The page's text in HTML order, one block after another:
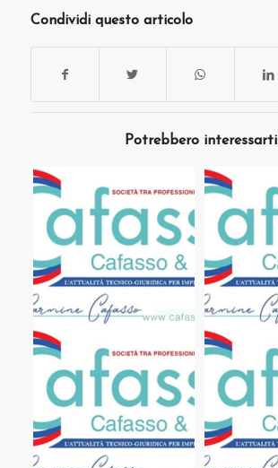
Condividi questo articolo
Potrebbero interessarti